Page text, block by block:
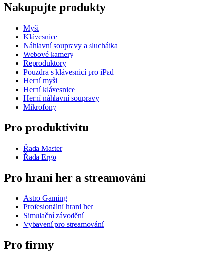
Nakupujte produkty
Myši
Klávesnice
Náhlavní soupravy a sluchátka
Webové kamery
Reproduktory
Pouzdra s klávesnicí pro iPad
Herní myši
Herní klávesnice
Herní náhlavní soupravy
Mikrofony
Pro produktivitu
Řada Master
Řada Ergo
Pro hraní her a streamování
Astro Gaming
Profesionální hraní her
Simulační závodění
Vybavení pro streamování
Pro firmy